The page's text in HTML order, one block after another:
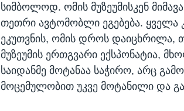
სიმბოლოდ. ომის მუზეუმისკენ
თეთრი ავტომობლი ეგებება. ყველა
ეკუთვნის, ომის დროს დაიცხრილა,
მუზეუმის ერთგვარი ექსპონატია,
საიდანმე მოტანაა საჭირო, არც
მოცემულობით უკვე მოტანილი და